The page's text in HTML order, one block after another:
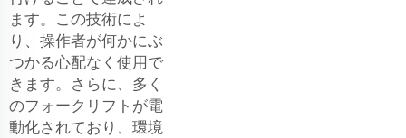
ます。この技術によ
り、操作者が何かにぶ
つかる心配なく使用で
きます。さらに、多く
のフォークリフトが電
動化されており、環境